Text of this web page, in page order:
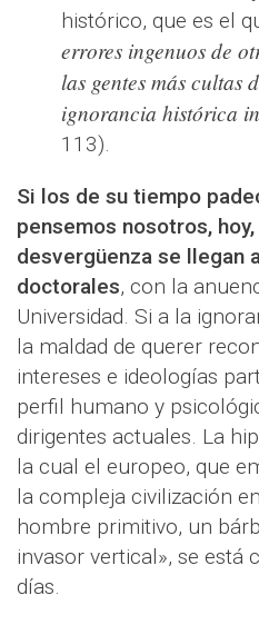
histórico, que es el
errores ingenuos de
las gentes más cultas
ignorancia histórica
113).
Si los de su tiempo
pensemos nosotros,
desvergüenza se llegan
doctorales, con la
Universidad. Si a la
la maldad de querer
intereses e ideologías
perfil humano y
dirigentes actuales. La
la cual el europeo, que
la compleja civilización
hombre primitivo, un
invasor vertical», se está
días.